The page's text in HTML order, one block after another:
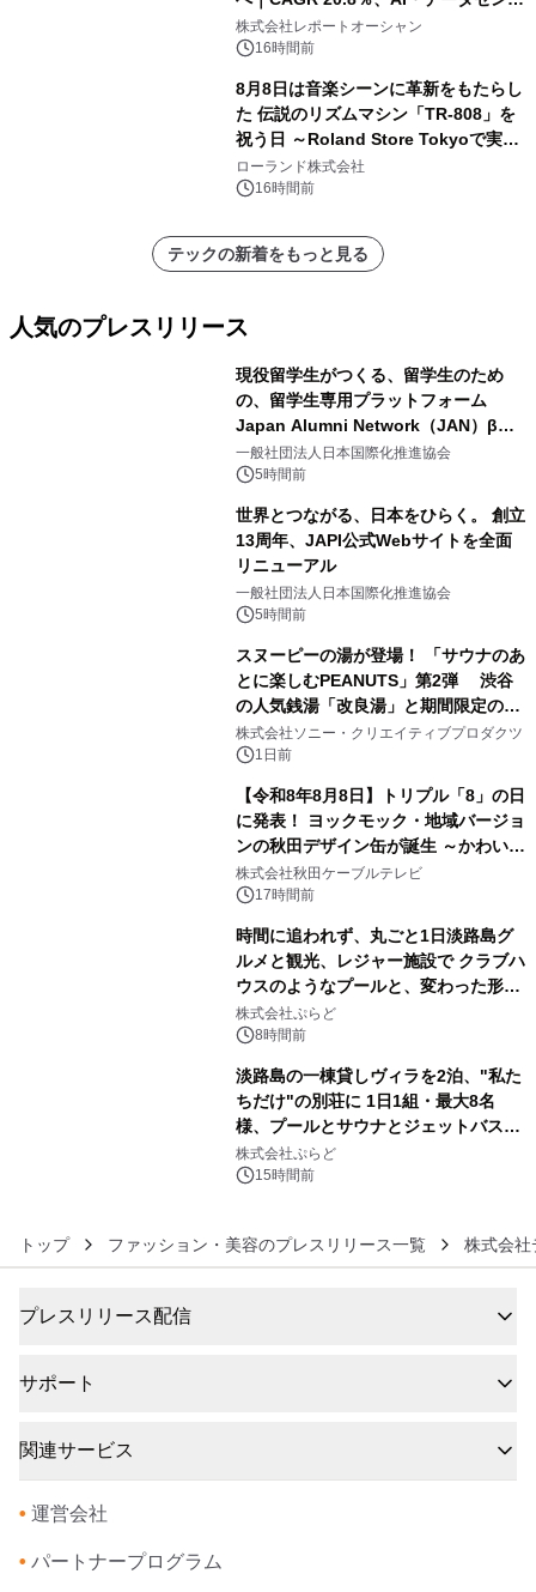
ー需要が成長を牽引
株式会社レポートオーシャン
16時間前
8月8日は音楽シーンに革新をもたらし
た 伝説のリズムマシン「TR-808」を
祝う日 ～Roland Store Tokyoで実機
を展示しての 記念キャンペーンを開
催 英国ラジオ「NTS」の 特別プログ
アーティストを フィーチャーしたアニ
メーションを公開～
ローランド株式会社
16時間前
テックの新着をもっと見る
人気のプレスリリース
現役留学生がつくる、留学生のため
の、留学生専用プラットフォーム
Japan Alumni Network（JAN）β版
をリリース
一般社団法人日本国際化推進協会
5時間前
世界とつながる、日本をひらく。 創立
13周年、JAPI公式Webサイトを全面
リニューアル
一般社団法人日本国際化推進協会
5時間前
スヌーピーの湯が登場！ 「サウナのあ
とに楽しむPEANUTS」第2弾 渋谷
の人気銭湯「改良湯」と期間限定のコ
ラボレーション サウナイキタイコラ
ボグッズも発売決定！
株式会社ソニー・クリエイティブプロダクツ
1日前
【令和8年8月8日】トリプル「8」の日
に発表！ ヨックモック・地域バージョ
ンの秋田デザイン缶が誕生 ～かわいい
秋田犬の子犬と秋田の四季と名所を巡
るパッケージ～ 9月1日(火)秋田県内で
株式会社秋田ケーブルテレビ
17時間前
時間に追われず、丸ごと1日淡路島グ
ルメと観光、レジャー施設で クラブハ
ウスのようなプールと、変わった形の
サウナも 「THE BOXY AWAJI」のお
得な素泊まり連泊プランで
株式会社ぷらど
8時間前
淡路島の一棟貸しヴィラを2泊、"私た
ちだけ"の別荘に 1日1組・最大8名
様、プールとサウナとジェットバス付
きで Villa Mon Temps AWAJIの連泊
素泊りプラン
株式会社ぷらど
15時間前
トップ ファッション・美容のプレスリリース一覧 株式会社
プレスリリース配信
サポート
関連サービス
• 運営会社
• パートナープログラム